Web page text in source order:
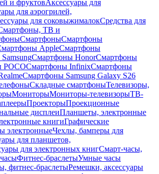
и фруктовАксессуары для
для аэрогрилей,
для соковыжималокСредства для
ТВ и
СмартфоныСмартфоны
AppleСмартфоны
Смартфоны HonorСмартфоны
POCOСмартфоны InfinixСмартфоны
Смартфоны Samsung Galaxy S26
Складные смартфоныТелевизоры,
МониторыМониторы-телевизорыТВ-
ПроекторыПроекционные
дисплеиПланшеты, электронные
книгиГрафические
электронныеЧехлы, бамперы для
для планшетов,
для электронных книгСмарт-часы,
Фитнес-браслетыУмные часы
фитнес-браслетыРемешки, аксессуары